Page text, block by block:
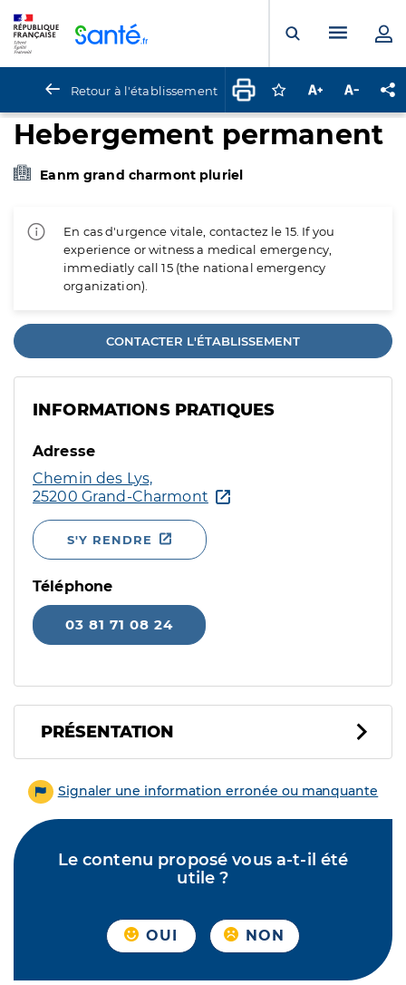
Ouvrir laMenu
Retour à l'établissement Connectez-vous
Augmenter la
Hebergement permanent
Eanm grand charmont pluriel
En cas d'urgence vitale, contactez le 15. If you
experience or witness a medical emergency,
immediatly call 15 (the national emergency
organization).
CONTACTER L'ÉTABLISSEMENT
INFORMATIONS PRATIQUES
Adresse
Chemin des Lys,
25200 Grand-Charmont
S'Y RENDRE
Téléphone
03 81 71 08 24
PRÉSENTATION
Signaler une information erronée ou manquante
Le contenu proposé vous a-t-il été
utile ?
OUI NON